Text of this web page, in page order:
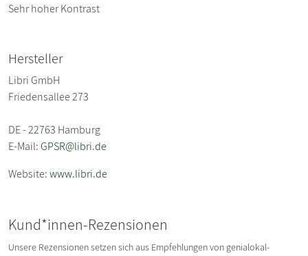
Sehr hoher Kontrast
Hersteller
Libri GmbH
Friedensallee 273
DE - 22763 Hamburg
E-Mail:GPSR@libri.de
Website:www.libri.de
Kund*innen-Rezensionen
Unsere Rezensionen setzen sich aus Empfehlungen von genialokal-